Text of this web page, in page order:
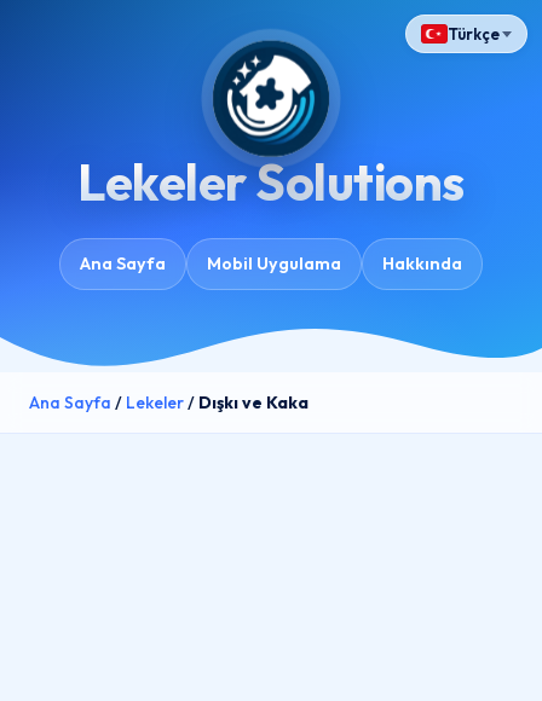
Türkçe
Lekeler Solutions
Ana Sayfa Mobil Uygulama Hakkında
Ana Sayfa / Lekeler/ Dışkı ve Kaka